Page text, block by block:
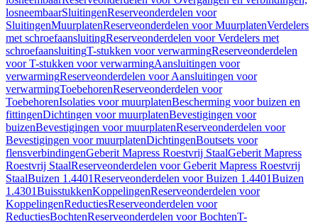
losneembaarSluitingenReserveonderdelen voor
SluitingenMuurplatenReserveonderdelen voor MuurplatenVerdelers
met schroefaansluitingReserveonderdelen voor Verdelers met
schroefaansluitingT-stukken voor verwarmingReserveonderdelen
voor T-stukken voor verwarmingAansluitingen voor
verwarmingReserveonderdelen voor Aansluitingen voor
verwarmingToebehorenReserveonderdelen voor
ToebehorenIsolaties voor muurplatenBescherming voor buizen en
fittingenDichtingen voor muurplatenBevestigingen voor
buizenBevestigingen voor muurplatenReserveonderdelen voor
Bevestigingen voor muurplatenDichtingenBoutsets voor
flensverbindingenGeberit Mapress Roestvrij StaalGeberit Mapress
Roestvrij StaalReserveonderdelen voor Geberit Mapress Roestvrij
StaalBuizen 1.4401Reserveonderdelen voor Buizen 1.4401Buizen
1.4301BuisstukkenKoppelingenReserveonderdelen voor
KoppelingenReductiesReserveonderdelen voor
ReductiesBochtenReserveonderdelen voor BochtenT-